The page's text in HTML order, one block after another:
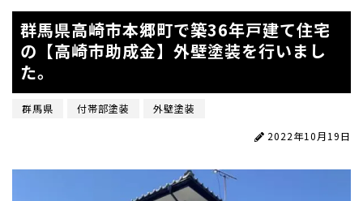
群馬県高崎市本郷町で築36年戸建て住宅
の【高崎市助成金】外壁塗装を行いまし
た。
群馬県 付帯部塗装
外壁塗装
2022年10月19日